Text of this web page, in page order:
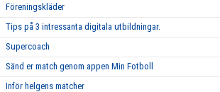
Föreningskläder
Tips på 3 intressanta digitala utbildningar.
Supercoach
Sänd er match genom appen Min Fotboll
Inför helgens matcher